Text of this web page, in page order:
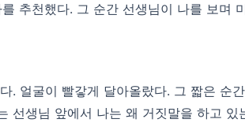
추천했다. 그 순간 선생님이 나를 보며
. 얼굴이 빨갛게 달아올랐다. 그 짧은 순
선생님 앞에서 나는 왜 거짓말을 하고 있